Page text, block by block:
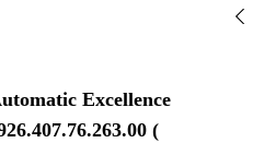
Excellence
(